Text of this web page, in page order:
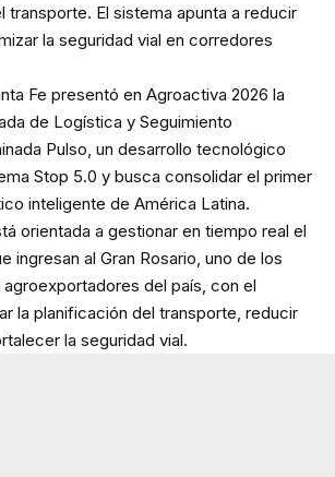
transporte. El sistema apunta a reducir
la seguridad vial en corredores
Fe presentó en Agroactiva 2026 la
de Logística y Seguimiento
Pulso, un desarrollo tecnológico
Stop 5.0 y busca consolidar el primer
inteligente de América Latina.
orientada a gestionar en tiempo real el
ingresan al Gran Rosario, uno de los
del país, con el
la planificación del transporte, reducir
la seguridad vial.